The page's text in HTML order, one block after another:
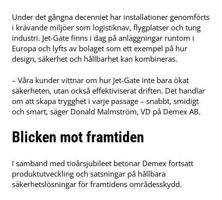
Under det gångna decenniet har installationer genomförts
i krävande miljöer som logistiknav, flygplatser och tung
industri. Jet-Gate finns i dag på anläggningar runtom i
Europa och lyfts av bolaget som ett exempel på hur
design, säkerhet och hållbarhet kan kombineras.
– Våra kunder vittnar om hur Jet-Gate inte bara ökat
säkerheten, utan också effektiviserat driften. Det handlar
om att skapa trygghet i varje passage – snabbt, smidigt
och smart, säger Donald Malmström, VD på Demex AB.
Blicken mot framtiden
I samband med tioårsjubileet betonar Demex fortsatt
produktutveckling och satsningar på hållbara
säkerhetslösningar för framtidens områdesskydd.